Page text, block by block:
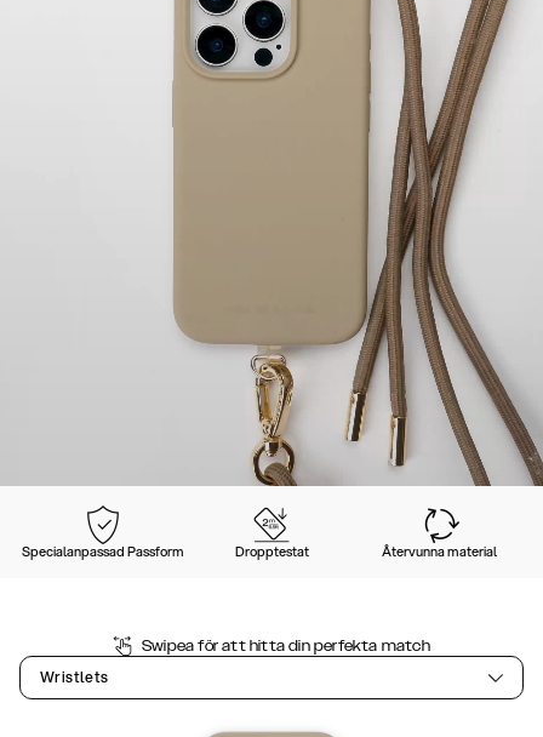
Specialanpassad Passform Dropptestat Återvunna material
Swipea för att hitta din perfekta match
Wristlets